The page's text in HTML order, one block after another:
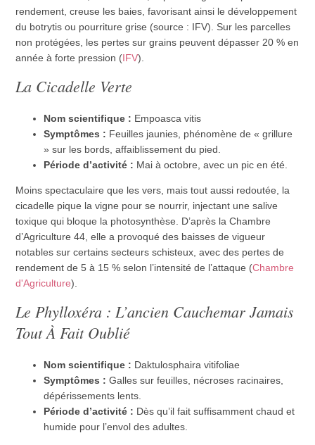
rendement, creuse les baies, favorisant ainsi le développement
du botrytis ou pourriture grise (source : IFV). Sur les parcelles
non protégées, les pertes sur grains peuvent dépasser 20 % en
année à forte pression (IFV).
La Cicadelle Verte
Nom scientifique : Empoasca vitis
Symptômes : Feuilles jaunies, phénomène de « grillure
» sur les bords, affaiblissement du pied.
Période d’activité : Mai à octobre, avec un pic en été.
Moins spectaculaire que les vers, mais tout aussi redoutée, la
cicadelle pique la vigne pour se nourrir, injectant une salive
toxique qui bloque la photosynthèse. D’après la Chambre
d’Agriculture 44, elle a provoqué des baisses de vigueur
notables sur certains secteurs schisteux, avec des pertes de
rendement de 5 à 15 % selon l’intensité de l’attaque (Chambre
d'Agriculture).
Le Phylloxéra : L’ancien Cauchemar Jamais
Tout À Fait Oublié
Nom scientifique : Daktulosphaira vitifoliae
Symptômes : Galles sur feuilles, nécroses racinaires,
dépérissements lents.
Période d’activité : Dès qu’il fait suffisamment chaud et
humide pour l’envol des adultes.